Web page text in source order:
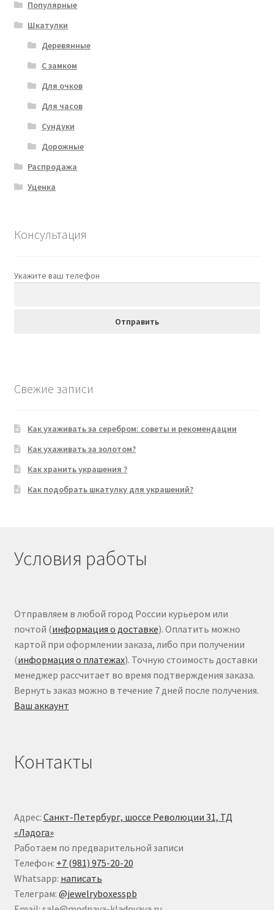
Популярные
Шкатулки
Деревянные
С замком
Для очков
Для часов
Сундуки
Дорожные
Распродажа
Уценка
Консультация
Укажите ваш телефон
Свежие записи
Как ухаживать за серебром: советы и рекомендации
Как ухаживать за золотом?
Как хранить украшения ?
Как подобрать шкатулку для украшений?
Условия работы
Отправляем в любой город России курьером или
почтой (информация о доставке). Оплатить можно
картой при оформлении заказа, либо при получении
(информация о платежах). Точную стоимость доставки
менеджер рассчитает во время подтверждения заказа.
Вернуть заказ можно в течение 7 дней после получения.
Ваш аккаунт
Контакты
Адрес: Санкт-Петербург, шоссе Революции 31, ТД
«Ладога»
Работаем по предварительной записи
Телефон: +7 (981) 975-20-20
Whatsapp: написать
Телеграм: @jewelryboxesspb